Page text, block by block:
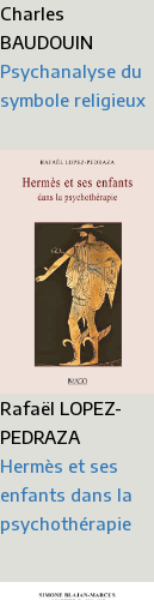
Charles
BAUDOUIN
Psychanalyse du
symbole religieux
Rafaël LOPEZ-
PEDRAZA
Hermès et ses
enfants dans la
psychothérapie